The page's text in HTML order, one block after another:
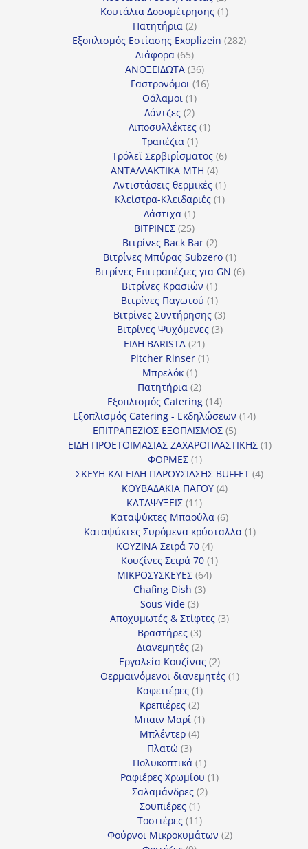
προϊόντα
Κουτάλια Δοσομέτρησης 11
Πατητήρια 22
προϊόντα
Εξοπλισμός Εστίασης Exoplizein 282282
Διάφορα 6565
προϊόντα
ΑΝΟΞΕΙΔΩΤΑ 3636
προϊόντα
Γαστρονόμοι 1616
Θάλαμοι 11
προϊόν
Λάντζες 22
προϊόντα
Λιποσυλλέκτες 11
Τραπέζια 11
προϊόν
Τρόλεϊ Σερβιρίσματος 66
ΑΝΤΑΛΛΑΚΤΙΚΑ MTH 44
προϊόντα
Αντιστάσεις θερμικές 11
προϊόν
Κλείστρα-Κλειδαριές 11
Λάστιχα 11
προϊόν
ΒΙΤΡΙΝΕΣ 2525
προϊόντα
Βιτρίνες Back Bar 22
προϊόντα
Βιτρίνες Mπύρας Subzero 11
προϊόν
Βιτρίνες Επιτραπέζιες για GN 66
Βιτρίνες Κρασιών 11
προϊόν
Βιτρίνες Παγωτού 11
προϊόν
Βιτρίνες Συντήρησης 33
προϊόντα
Βιτρίνες Ψυχόμενες 33
ΕΙΔΗ BARISTA 2121
προϊόντα
Pitcher Rinser 11
Μπρελόκ 11
προϊόν
Πατητήρια 22
προϊόντα
Εξοπλισμός Catering 1414
προϊόντα
Εξοπλισμός Catering - Εκδηλώσεων 1414
ΕΠΙΤΡΑΠΕΖΙΟΣ ΕΞΟΠΛΙΣΜΟΣ 55
προϊόντα
ΕΙΔΗ ΠΡΟΕΤΟΙΜΑΣΙΑΣ ΖΑΧΑΡΟΠΛΑΣΤΙΚΗΣ 11
ΦΟΡΜΕΣ 11
προϊόν
ΣΚΕΥΗ ΚΑΙ ΕΙΔΗ ΠΑΡΟΥΣΙΑΣΗΣ BUFFET 44
ΚΟΥΒΑΔΑΚΙΑ ΠΑΓΟΥ 44
ΚΑΤΑΨΥΞΕΙΣ 1111
προϊόντα
Καταψύκτες Μπαούλα 66
προϊόντα
Καταψύκτες Συρόμενα κρύσταλλα 11
ΚΟΥΖΙΝΑ Σειρά 70 44
προϊόντα
Κουζίνες Σειρά 70 11
ΜΙΚΡΟΣΥΣΚΕΥΕΣ 6464
Chafing Dish 33
Sous Vide 33
προϊόντα
Αποχυμωτές & Στίφτες 33
Βραστήρες 33
προϊόντα
Διανεμητές 22
προϊόντα
Εργαλεία Κουζίνας 22
προϊόντα
Θερμαινόμενοι διανεμητές 11
Καφετιέρες 11
προϊόν
Κρεπιέρες 22
προϊόντα
Μπαιν Μαρί 11
Μπλέντερ 44
Πλατώ 33
προϊόντα
Πολυκοπτικά 11
προϊόν
Ραφιέρες Χρωμίου 11
Σαλαμάνδρες 22
Σουπιέρες 11
προϊόν
Τοστιέρες 1111
προϊόντα
Φούρνοι Μικροκυμάτων 22